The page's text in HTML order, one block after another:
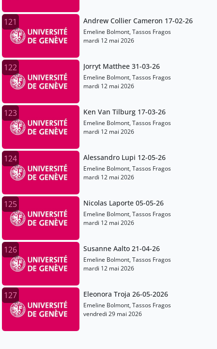
121 Andrew Collier Cameron 17-02-26
Emeline Bolmont, Tassos Fragos
mardi 12 mai 2026
122 Jorryt Matthee 31-03-26
Emeline Bolmont, Tassos Fragos
mardi 12 mai 2026
123 Ken Van Tilburg 17-03-26
Emeline Bolmont, Tassos Fragos
mardi 12 mai 2026
124 Alessandro Lupi 12-05-26
Emeline Bolmont, Tassos Fragos
mardi 12 mai 2026
125 Nicolas Laporte 05-05-26
Emeline Bolmont, Tassos Fragos
mardi 12 mai 2026
126 Susanne Aalto 21-04-26
Emeline Bolmont, Tassos Fragos
mardi 12 mai 2026
127 Eleonora Troja 26-05-2026
Emeline Bolmont, Tassos Fragos
vendredi 29 mai 2026